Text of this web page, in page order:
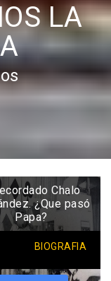
LA
Chalo
¿Que pasó
Papa?
BIOGRAFIA